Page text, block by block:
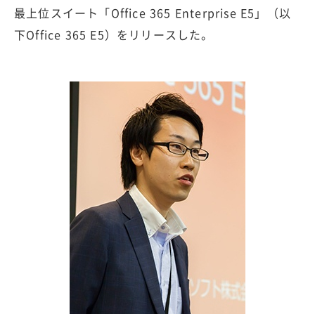
最上位スイート「Office 365 Enterprise E5」（以
下Office 365 E5）をリリースした。